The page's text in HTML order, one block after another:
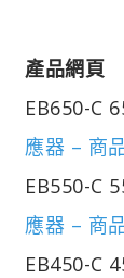
產品網頁
EB650-C
應器 – 商
EB550-C
應器 – 商
EB450-C